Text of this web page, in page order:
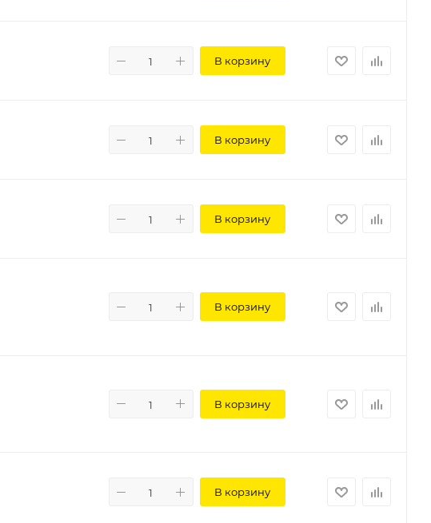
В корзину
В корзину
В корзину
В корзину
В корзину
В корзину